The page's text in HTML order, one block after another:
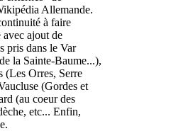
Allemande.
à faire
ajout de
pris dans le Var
la Sainte-Baume...),
(Les Orres, Serre
(Gordes et
(au coeur des
etc... Enfin,